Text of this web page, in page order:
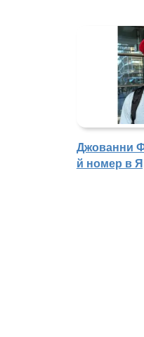
Джованни
й номер в